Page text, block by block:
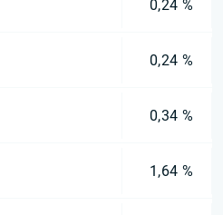
0,24 %
0,24 %
0,34 %
1,64 %